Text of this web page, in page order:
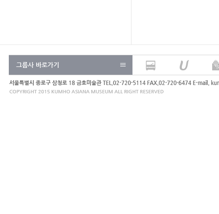
그룹사 바로가기